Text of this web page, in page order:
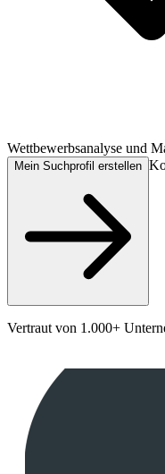
Wettbewerbsanalyse und
Mein Suchprofil erstellen
Vertraut von 1.000+